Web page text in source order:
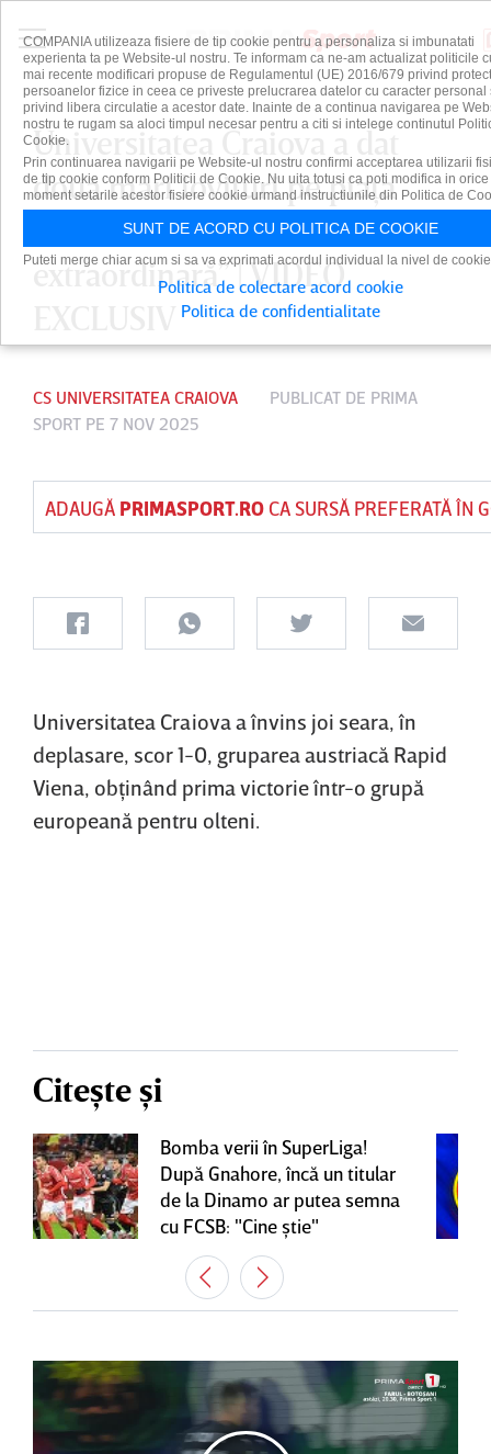
Universitatea Craiova a dat
două mari lovituri pe piaţa
transferurilor: „O treabă
extraordinară” | VIDEO
CS UNIVERSITATEA CRAIOVA PUBLICAT DE PRIMA
SPORT PE 7 NOV 2025
ADAUGĂ PRIMASPORT.ROCA SURSĂ PREFERATĂ ÎN
Universitatea Craiova a învins joi seara, în
deplasare, scor 1-0, gruparea austriacă Rapid
Viena, obţinând prima victorie într-o grupă
europeană pentru olteni.
Citește și
Bomba verii în SuperLiga!
După Gnahore, încă un titular
de la Dinamo ar putea semna
cu FCSB: "Cine ştie"
COMPANIA utilizeaza fisiere de tip cookie pentru a personaliza si imbunatati
experienta ta pe Website-ul nostru. Te informam ca ne-am actualizat politicile
mai recente modificari propuse de Regulamentul (UE) 2016/679 privind
persoanelor fizice in ceea ce priveste prelucrarea datelor cu caracter personal
privind libera circulatie a acestor date. Inainte de a continua navigarea pe
nostru te rugam sa aloci timpul necesar pentru a citi si intelege continutul
Cookie.
Prin continuarea navigarii pe Website-ul nostru confirmi acceptarea utilizarii
de tip cookie conform Politicii de Cookie. Nu uita totusi ca poti modifica in orice
moment setarile acestor fisiere cookie urmand instructiunile din Politica de
SUNT DE ACORD CU POLITICA DE COOKIE
Puteti merge chiar acum si sa va exprimati acordul individual la nivel de
Politica de colectare acord cookie
Politica de confidentialitate